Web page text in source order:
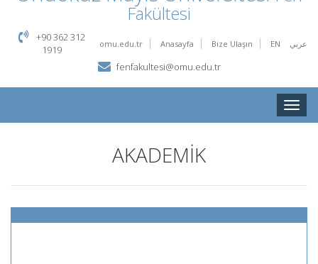
Fakültesi
omu.edu.tr Anasayfa Bize Ulaşın EN عربي
+90 362 312
1919
fenfakultesi@omu.edu.tr
Toggle
AKADEMİK